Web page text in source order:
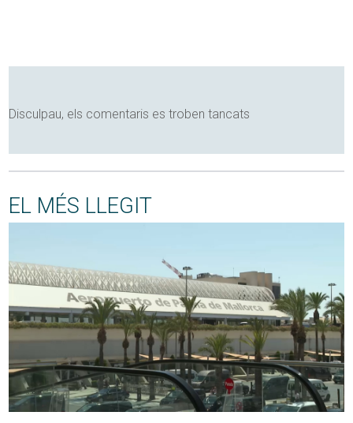
Disculpau, els comentaris es troben tancats
EL MÉS LLEGIT